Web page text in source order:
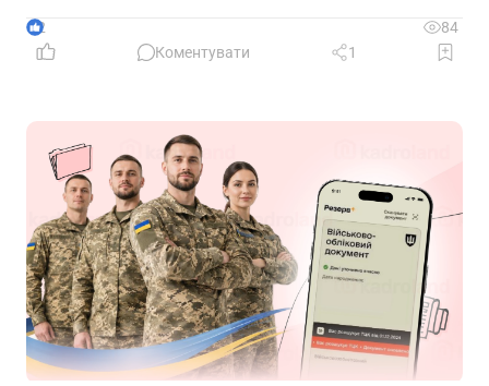
врахувати специфіку їхньої діяльності та усунути
практичні труднощі із виконанням законодавчих
2
84
Коментувати
1